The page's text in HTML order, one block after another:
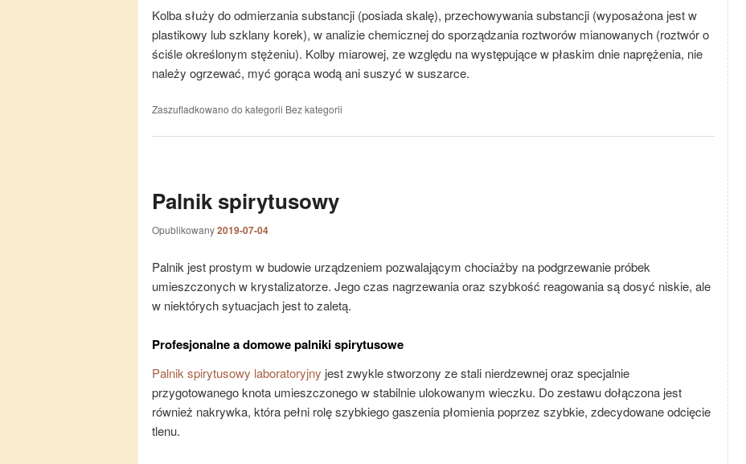
Kolba służy do odmierzania substancji (posiada skalę), przechowywania substancji (wyposażona jest w
plastikowy lub szklany korek), w analizie chemicznej do sporządzania roztworów mianowanych (roztwór o
ściśle określonym stężeniu). Kolby miarowej, ze względu na występujące w płaskim dnie naprężenia, nie
należy ogrzewać, myć gorąca wodą ani suszyć w suszarce.
Zaszufladkowano do kategorii Bez kategorii
Palnik spirytusowy
Opublikowany2019-07-04
Palnik jest prostym w budowie urządzeniem pozwalającym chociażby na podgrzewanie próbek
umieszczonych w krystalizatorze. Jego czas nagrzewania oraz szybkość reagowania są dosyć niskie, ale
w niektórych sytuacjach jest to zaletą.
Profesjonalne a domowe palniki spirytusowe
Palnik spirytusowy laboratoryjny jest zwykle stworzony ze stali nierdzewnej oraz specjalnie
przygotowanego knota umieszczonego w stabilnie ulokowanym wieczku. Do zestawu dołączona jest
również nakrywka, która pełni rolę szybkiego gaszenia płomienia poprzez szybkie, zdecydowane odcięcie
tlenu.